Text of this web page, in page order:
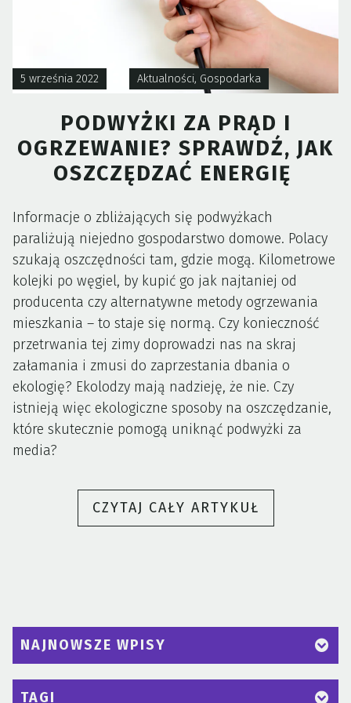
5 września 2022 Aktualności, Gospodarka
PODWYŻKI ZA PRĄD I
OGRZEWANIE? SPRAWDŹ, JAK
OSZCZĘDZAĆ ENERGIĘ
Informacje o zbliżających się podwyżkach
paraliżują niejedno gospodarstwo domowe. Polacy
szukają oszczędności tam, gdzie mogą. Kilometrowe
kolejki po węgiel, by kupić go jak najtaniej od
producenta czy alternatywne metody ogrzewania
mieszkania – to staje się normą. Czy konieczność
przetrwania tej zimy doprowadzi nas na skraj
załamania i zmusi do zaprzestania dbania o
ekologię? Ekolodzy mają nadzieję, że nie. Czy
istnieją więc ekologiczne sposoby na oszczędzanie,
które skutecznie pomogą uniknąć podwyżki za
media?
CZYTAJ CAŁY ARTYKUŁ
ZA
ENERGIĘ „
NAJNOWSZE WPISY
TAGI